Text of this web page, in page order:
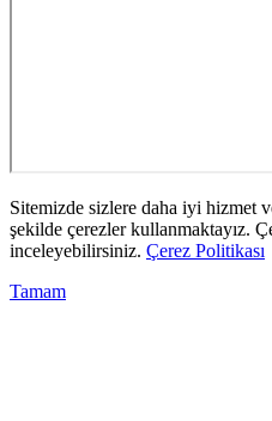
Sitemizde sizlere daha iyi hizmet
şekilde çerezler kullanmaktayız.
inceleyebilirsiniz. Çerez Politikası
Tamam